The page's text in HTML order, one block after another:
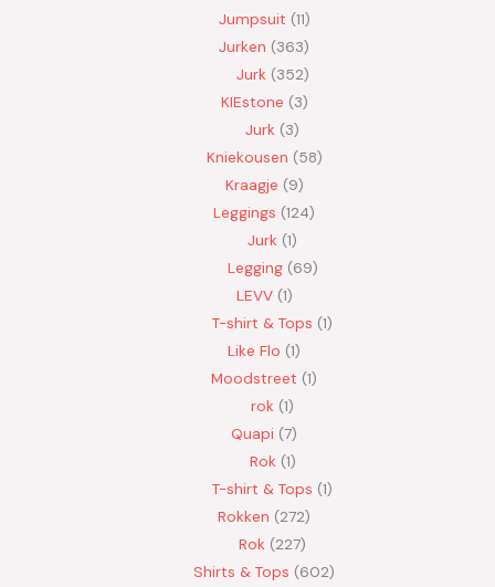
Jumpsuit 11
Jurken 363
Jurk 352
KIEstone 3
Jurk 3
Kniekousen 58
Kraagje 9
Leggings 124
Jurk 1
Legging 69
LEVV 1
T-shirt & Tops 1
Like Flo 1
Moodstreet 1
rok 1
Quapi 7
Rok 1
T-shirt & Tops 1
Rokken 272
Rok 227
Shirts & Tops 602